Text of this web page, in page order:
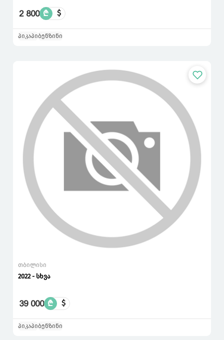
2 800 ₾ $
პიკაპიბენზინი
თბილისი
2022 - სხვა
39 000 ₾ $
პიკაპიბენზინი